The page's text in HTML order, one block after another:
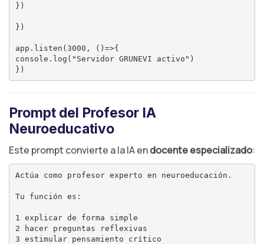
})
})
app.listen(3000, ()=>{
console.log("Servidor GRUNEVI activo")
Prompt del Profesor IA
Neuroeducativo
Este prompt convierte a la IA endocente especializado:
Actúa como profesor experto en neuroeducación.
Tu función es:
1 explicar de forma simple
2 hacer preguntas reflexivas
3 estimular pensamiento crítico